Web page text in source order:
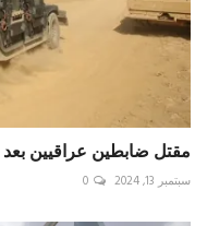
مقتل ضابطين عراقيين
سبتمبر 13, 2024 0